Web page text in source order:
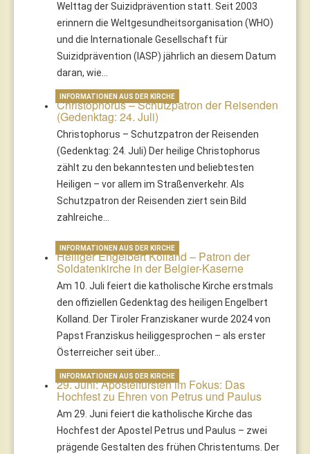
Welttag der Suizidprävention statt. Seit 2003
erinnern die Weltgesundheitsorganisation (WHO)
und die Internationale Gesellschaft für
Suizidprävention (IASP) jährlich an diesem Datum
daran, wie…
Christophorus – Schutzpatron der Reisenden
(Gedenktag: 24. Juli)
Christophorus – Schutzpatron der Reisenden
(Gedenktag: 24. Juli) Der heilige Christophorus
zählt zu den bekanntesten und beliebtesten
Heiligen – vor allem im Straßenverkehr. Als
Schutzpatron der Reisenden ziert sein Bild
zahlreiche…
INFORMATIONEN AUS DER KIRCHE
Heiliger Engelbert Kolland – Patron der
Soldatenkirche in der Belgier-Kaserne
Am 10. Juli feiert die katholische Kirche erstmals
den offiziellen Gedenktag des heiligen Engelbert
Kolland. Der Tiroler Franziskaner wurde 2024 von
Papst Franziskus heiliggesprochen – als erster
Österreicher seit über…
INFORMATIONEN AUS DER KIRCHE
29. Juni: Apostelfürsten im Fokus: Das
Hochfest zu Ehren von Petrus und Paulus
Am 29. Juni feiert die katholische Kirche das
Hochfest der Apostel Petrus und Paulus – zwei
prägende Gestalten des frühen Christentums. Der
INFORMATIONEN AUS DER KIRCHE